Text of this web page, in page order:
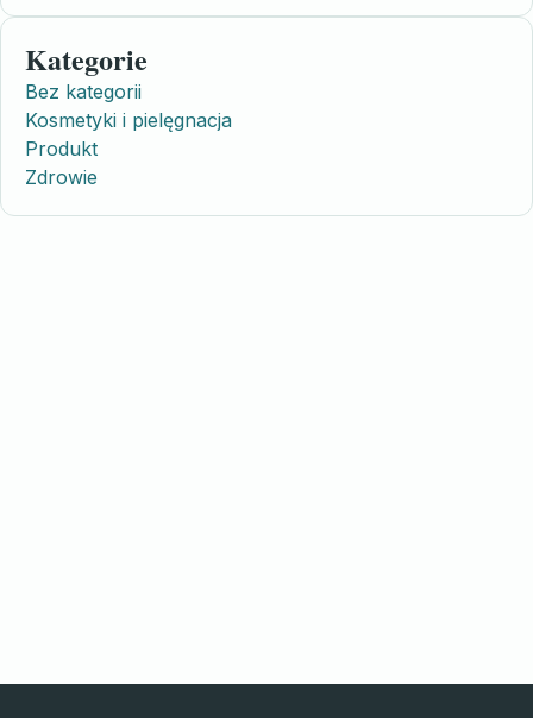
Kategorie
Bez kategorii
Kosmetyki i pielęgnacja
Produkt
Zdrowie